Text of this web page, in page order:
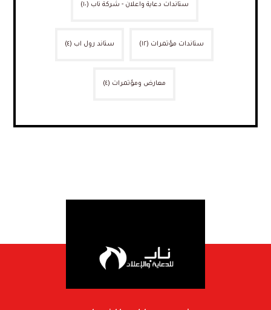
ستاندات دعاية واعلان - شركة ناب (١٠)
ستاندات مؤتمرات (١٢) ستاند رول اب (٤)
معارض ومؤتمرات (٤)